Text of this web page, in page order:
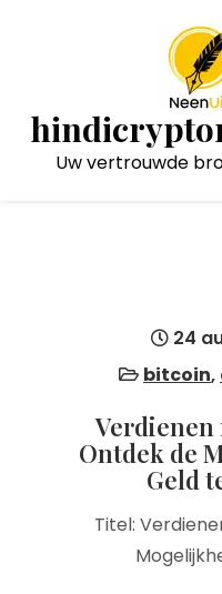
Uw vertrouwde
24
bitcoin,
Verdienen
Ontdek de
Geld
Titel: